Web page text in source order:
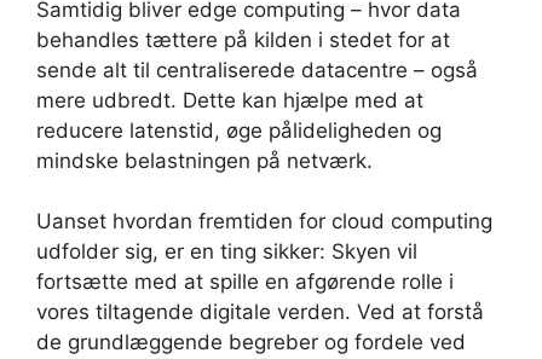
Samtidig bliver edge computing – hvor data
behandles tættere på kilden i stedet for at
sende alt til centraliserede datacentre – også
mere udbredt. Dette kan hjælpe med at
reducere latenstid, øge pålideligheden og
mindske belastningen på netværk.
Uanset hvordan fremtiden for cloud computing
udfolder sig, er en ting sikker: Skyen vil
fortsætte med at spille en afgørende rolle i
vores tiltagende digitale verden. Ved at forstå
de grundlæggende begreber og fordele ved